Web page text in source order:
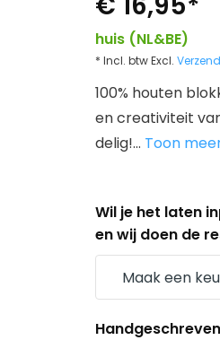
huis (NL&BE)
* Incl. btw Excl.
100% houten
en creativiteit
delig!... Toon
Wil je het laten
en wij doen de